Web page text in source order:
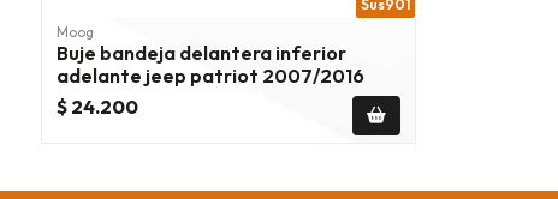
Sus901
Moog
Buje bandeja delantera inferior
adelante jeep patriot 2007/2016
$ 24.200